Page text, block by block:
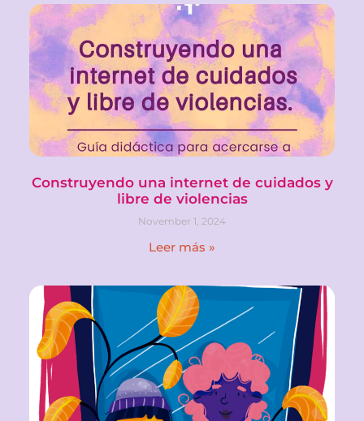
Construyendo una internet de cuidados y
libre de violencias
November 1, 2024
Leer más »